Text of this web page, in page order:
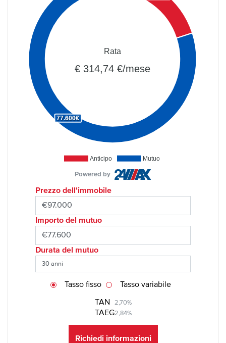
Anticipo Mutuo
77.600€
Rata
€ 314,74 €/mese
Powered by
Prezzo dell'immobile
Importo del mutuo
Durata del mutuo
TAN 2,70%
TAEG2,84%
Tasso fisso Tasso variabile
Richiedi informazioni